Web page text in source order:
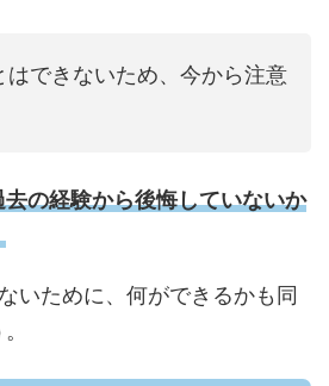
はできないため、今から注意
去の経験から後悔していないか
いために、何ができるかも同